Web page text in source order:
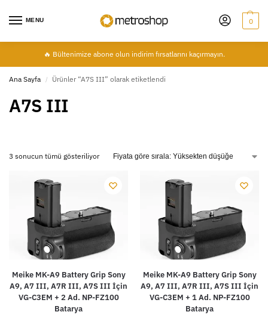
MENU 0
🔥 Bültenimize abone olun indirim fırsatlarını kaçırmayın.
Ana Sayfa / Ürünler “A7S III” olarak etiketlendi
A7S III
3 sonucun tümü gösteriliyor
Meike MK-A9 Battery Grip Sony
A9, A7 III, A7R III, A7S III İçin
VG-C3EM + 2 Ad. NP-FZ100
Batarya
Meike MK-A9 Battery Grip Sony
A9, A7 III, A7R III, A7S III İçin
VG-C3EM + 1 Ad. NP-FZ100
Batarya